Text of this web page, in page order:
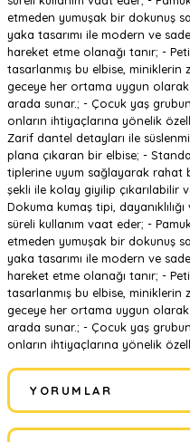
etmeden yumuşak bir dokunuş
yaka tasarımı ile modern ve
hareket etme olanağı tanır; -
tasarlanmış bu elbise, miniklerin
geceye her ortama uygun olarak
arada sunar.; - Çocuk yaş
onların ihtiyaçlarına yönelik
Zarif dantel detayları ile
plana çıkaran bir elbise; -
tiplerine uyum sağlayarak rahat
şekli ile kolay giyilip çıkarılabilir
Dokuma kumaş tipi,
süreli kullanım vaat eder; -
etmeden yumuşak bir dokunuş
yaka tasarımı ile modern ve
hareket etme olanağı tanır; -
tasarlanmış bu elbise, miniklerin
geceye her ortama uygun olarak
arada sunar.; - Çocuk yaş
onların ihtiyaçlarına yönelik
YORUMLAR